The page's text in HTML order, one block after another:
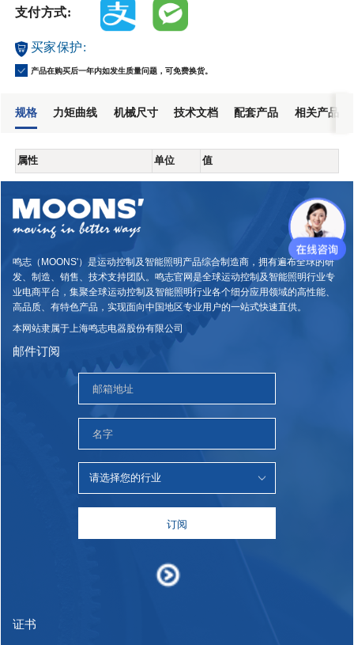
支付方式:
买家保护:
产品在购买后一年内如发生质量问题，可免费换货。
规格 力矩曲线 机械尺寸 技术文档 配套产品 相关产品
属性 单位 值
鸣志（MOONS'）是运动控制及智能照明产品综合制造商，拥有遍布全球的研
发、制造、销售、技术支持团队。鸣志官网是全球运动控制及智能照明行业专
业电商平台，集聚全球运动控制及智能照明行业各个细分应用领域的高性能、
高品质、有特色产品，实现面向中国地区专业用户的一站式快速直供。
本网站隶属于上海鸣志电器股份有限公司
邮件订阅
订阅
证书